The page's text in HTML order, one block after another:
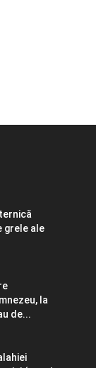
grele ale
la
de...